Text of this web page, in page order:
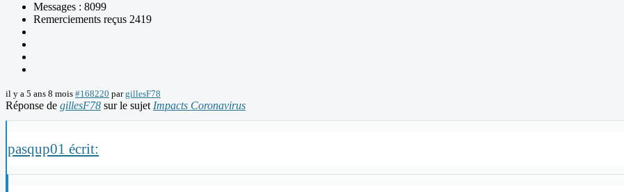
Messages : 8099
Remerciements reçus 2419
il y a 5 ans 8 mois #168220 pargillesF78
Réponse de gillesF78 sur le sujet Impacts Coronavirus
pasqup01 écrit: